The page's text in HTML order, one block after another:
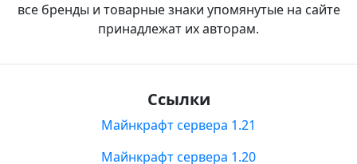
все бренды и товарные знаки упомянутые на сайте
принадлежат их авторам.
Ссылки
Майнкрафт сервера 1.21
Майнкрафт сервера 1.20